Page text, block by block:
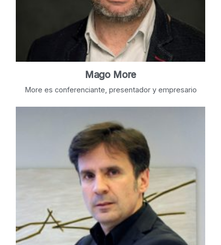
Mago More
More es conferenciante, presentador y empresario